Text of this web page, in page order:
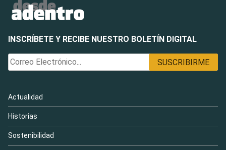
INSCRÍBETE Y RECIBE NUESTRO BOLETÍN DIGITAL
Actualidad
Historias
Sostenibilidad